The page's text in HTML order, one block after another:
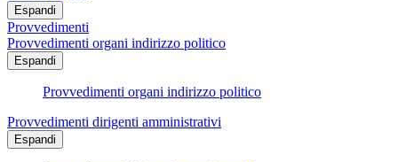
Espandi
Provvedimenti
Provvedimenti organi indirizzo politico
Espandi
Provvedimenti organi indirizzo politico
Provvedimenti dirigenti amministrativi
Espandi